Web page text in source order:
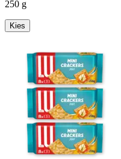
250 g
Kies